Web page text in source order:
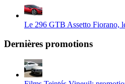
Le 296 GTB Assetto Fiorano,
Dernières promotions